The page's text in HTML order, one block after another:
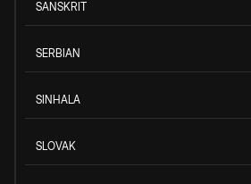
SANSKRIT
SERBIAN
SINHALA
SLOVAK